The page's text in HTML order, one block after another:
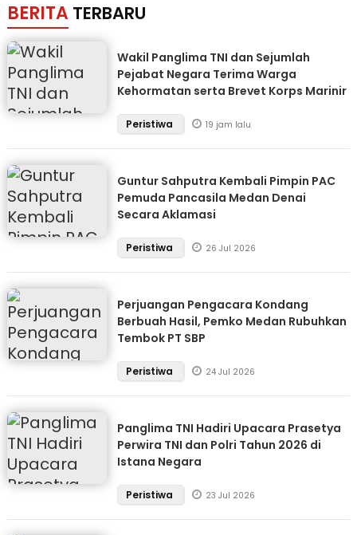
BERITA TERBARU
Wakil Panglima TNI dan Sejumlah
Pejabat Negara Terima Warga
Kehormatan serta Brevet Korps Marinir
Peristiwa 19 jam lalu
Guntur Sahputra Kembali Pimpin PAC
Pemuda Pancasila Medan Denai
Secara Aklamasi
Peristiwa 26 Jul 2026
Perjuangan Pengacara Kondang
Berbuah Hasil, Pemko Medan Rubuhkan
Tembok PT SBP
Peristiwa 24 Jul 2026
Panglima TNI Hadiri Upacara Prasetya
Perwira TNI dan Polri Tahun 2026 di
Istana Negara
Peristiwa 23 Jul 2026